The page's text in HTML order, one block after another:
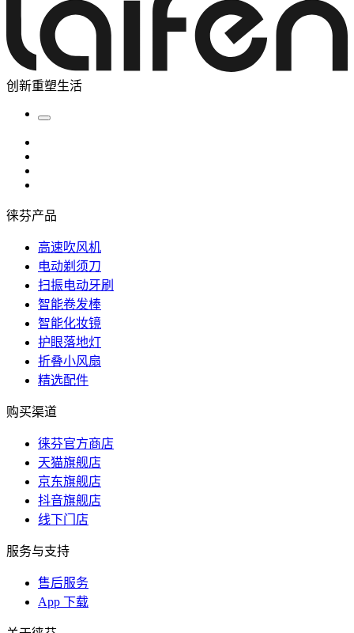
创新重塑生活
徕芬产品
高速吹风机
电动剃须刀
扫振电动牙刷
智能卷发棒
智能化妆镜
护眼落地灯
折叠小风扇
精选配件
购买渠道
徕芬官方商店
天猫旗舰店
京东旗舰店
抖音旗舰店
线下门店
服务与支持
售后服务
App 下载